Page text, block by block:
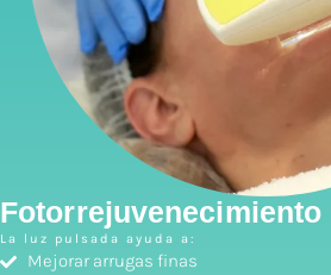
Fotorrejuvenecimiento
La luz pulsada ayuda a:
Mejorar arrugas finas